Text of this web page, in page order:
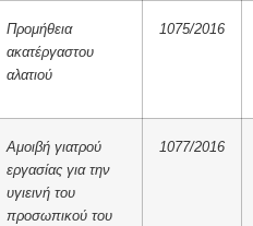
Προμήθεια
ακατέργαστου
αλατιού
1075/2016
Αμοιβή γιατρού
εργασίας για την
υγιεινή του
προσωπικού του
1077/2016